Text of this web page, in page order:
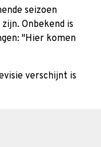
seizoen
Onbekend is
"Hier komen
verschijnt is